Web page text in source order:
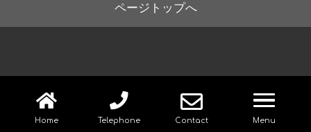
Home Telephone Contact Menu
ページトップへ